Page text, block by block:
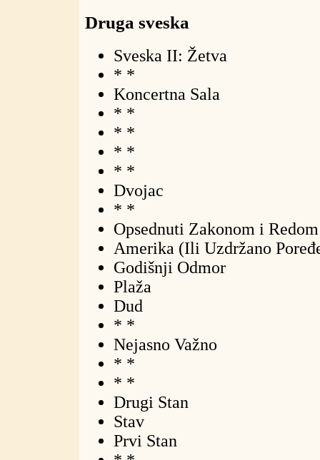
Druga sveska
Sveska II: Žetva
* *
Koncertna Sala
* *
* *
* *
* *
Dvojac
* *
Opsednuti Zakonom i Redom
Amerika (Ili Uzdržano
Godišnji Odmor
Plaža
Dud
* *
Nejasno Važno
* *
* *
Drugi Stan
Stav
Prvi Stan